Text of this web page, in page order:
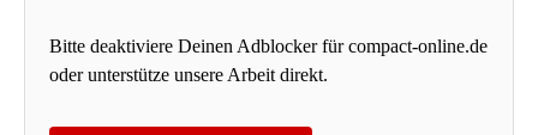
Bitte deaktiviere Deinen Adblocker für compact-online.de
oder unterstütze unsere Arbeit direkt.